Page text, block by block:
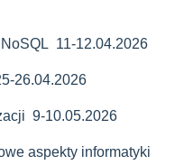
11-12.04.2026
26.04.2026
9-10.05.2026
aspekty informatyki